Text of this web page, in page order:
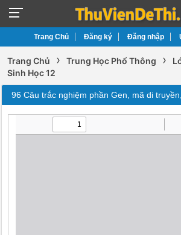
Trang Chủ Đăng ký Đăng nhập
Trang Chủ › Trung Học Phổ Thông ›
Sinh Học 12
96 Câu trắc nghiệm phần Gen, mã di